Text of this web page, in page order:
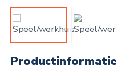
Productinformatie